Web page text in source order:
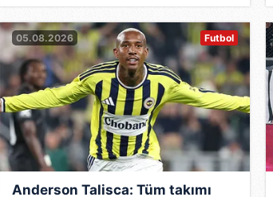
açıklaması
05.08.2026 Futbol
Anderson Talisca: Tüm takımı